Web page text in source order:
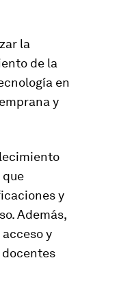
la
de la
en
y
que
y
Además,
y